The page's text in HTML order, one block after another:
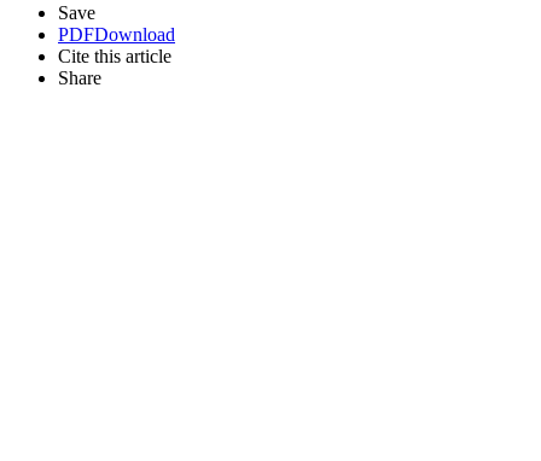
Save
PDFDownload
Cite this article
Share